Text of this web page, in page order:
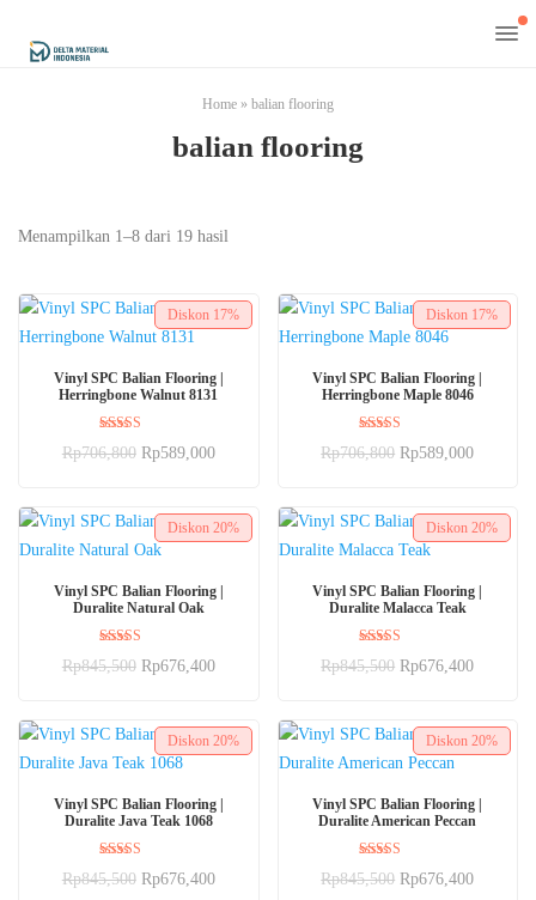
Home » balian flooring
balian flooring
Menampilkan 1–8 dari 19 hasil
Diskon 17%
Vinyl SPC Balian Flooring |
Herringbone Walnut 8131
Dinilai
5.00
Rp706,800 Rp589,000
Diskon 17%
Vinyl SPC Balian Flooring |
Herringbone Maple 8046
Dinilai
5.00
Rp706,800 Rp589,000
Diskon 20%
Vinyl SPC Balian Flooring |
Duralite Natural Oak
Dinilai
5.00
Rp845,500 Rp676,400
Diskon 20%
Vinyl SPC Balian Flooring |
Duralite Malacca Teak
Dinilai
5.00
Rp845,500 Rp676,400
Diskon 20%
Vinyl SPC Balian Flooring |
Duralite Java Teak 1068
Dinilai
5.00
Rp845,500 Rp676,400
Diskon 20%
Vinyl SPC Balian Flooring |
Duralite American Peccan
Dinilai
5.00
Rp845,500 Rp676,400